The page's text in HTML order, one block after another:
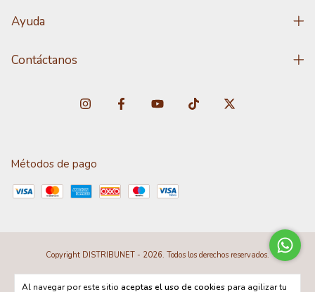
Al navegar por este sitio aceptas el uso de cookies para agilizar tu
Ayuda
Contáctanos
Métodos de pago
Copyright DISTRIBUNET - 2026. Todos los derechos reservados.